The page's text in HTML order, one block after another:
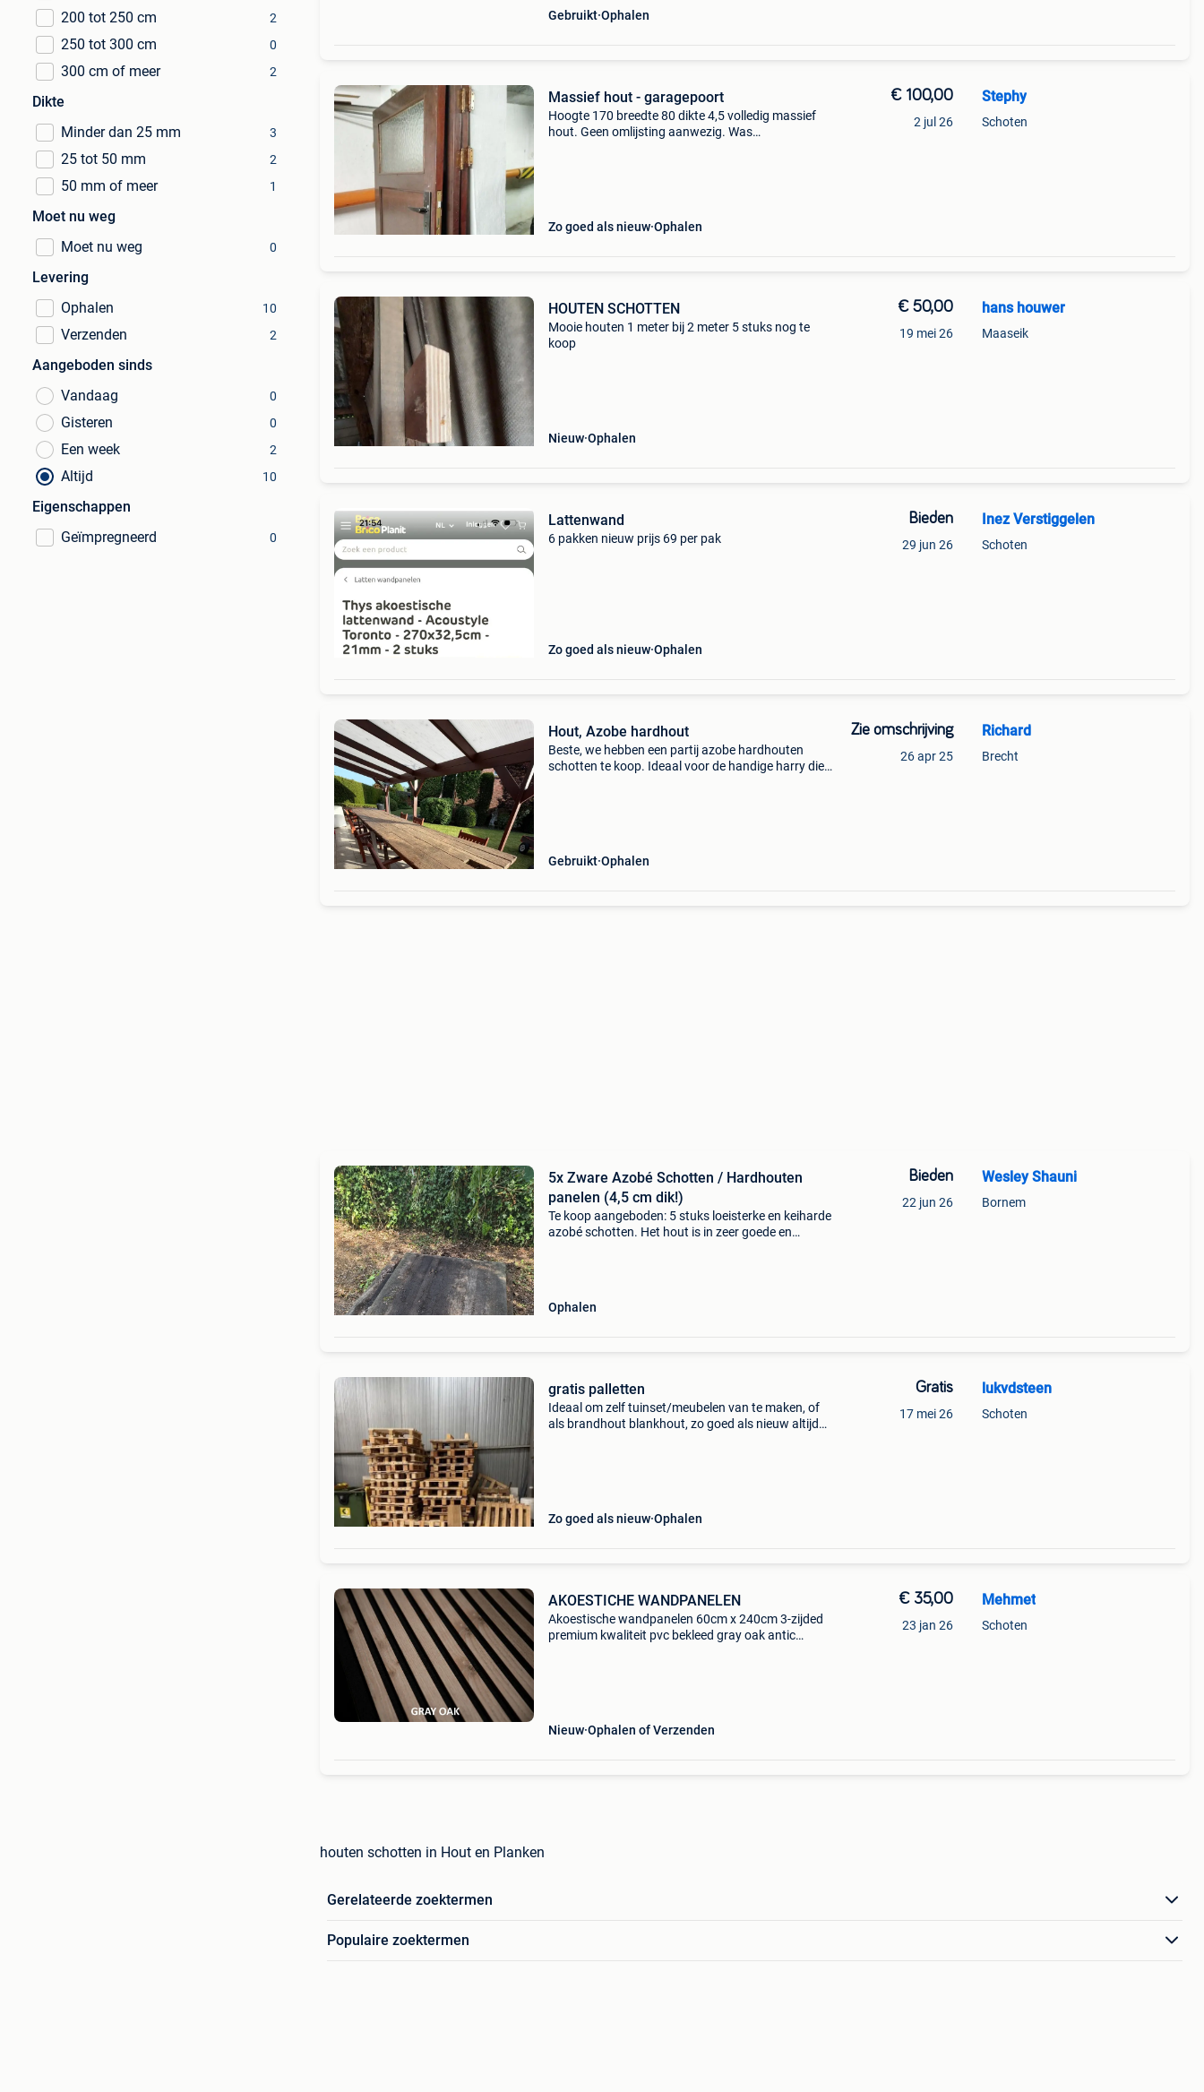
200 tot 250 cm 2
250 tot 300 cm 0
300 cm of meer 2
Dikte
Minder dan 25 mm
3
25 tot 50 mm 2
50 mm of meer 1
Moet nu weg
Moet nu weg
0
Levering
Ophalen
10
Verzenden 2
Aangeboden sinds
Vandaag
0
Gisteren 0
Een week 2
Altijd 10
Eigenschappen
Geïmpregneerd
0
Gebruikt Ophalen
Massief hout - garagepoort
Hoogte 170 breedte 80 dikte 4,5 volledig massief
hout. Geen omlijsting aanwezig. Was
Zo goed als nieuw Ophalen
€ 100,00
2 jul 26
Stephy
Schoten
HOUTEN SCHOTTEN
Mooie houten 1 meter bij 2 meter 5 stuks nog te
koop
Nieuw Ophalen
€ 50,00
19 mei 26
hans houwer
Maaseik
Lattenwand
6 pakken nieuw prijs 69 per pak
Zo goed als nieuw Ophalen
Bieden
29 jun 26
Inez Verstiggelen
Schoten
Hout, Azobe hardhout
Beste, we hebben een partij azobe hardhouten
schotten te koop. Ideaal voor de handige harry die
Gebruikt Ophalen
Zie omschrijving
26 apr 25
Richard
Brecht
5x Zware Azobé Schotten / Hardhouten
panelen (4,5 cm dik!)
Te koop aangeboden: 5 stuks loeisterke en keiharde
azobé schotten. Het hout is in zeer goede en
Ophalen
Bieden
22 jun 26
Wesley Shauni
Bornem
gratis palletten
Ideaal om zelf tuinset/meubelen van te maken, of
als brandhout blankhout, zo goed als nieuw altijd
Zo goed als nieuw Ophalen
Gratis
17 mei 26
lukvdsteen
Schoten
AKOESTICHE WANDPANELEN
Akoestische wandpanelen 60cm x 240cm 3-zijded
premium kwaliteit pvc bekleed gray oak antic
Nieuw Ophalen of Verzenden
€ 35,00
23 jan 26
Mehmet
Schoten
houten schotten in Hout en Planken
Gerelateerde zoektermen
Populaire zoektermen